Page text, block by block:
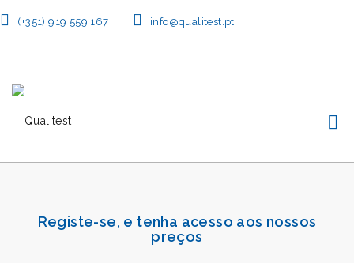
(+351) 919 559 167 info@qualitest.pt
Registe-se, e tenha acesso aos nossos
preços